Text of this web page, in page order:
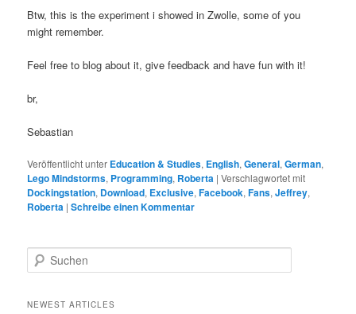
Btw, this is the experiment i showed in Zwolle, some of you
might remember.
Feel free to blog about it, give feedback and have fun with it!
br,
Sebastian
Veröffentlicht unter Education & Studies, English,General,German,
Lego Mindstorms, Programming, Roberta |Verschlagwortet mit
Dockingstation, Download, Exclusive,Facebook,Fans,Jeffrey,
Roberta |Schreibe einen Kommentar
u
h
NEWEST ARTICLES